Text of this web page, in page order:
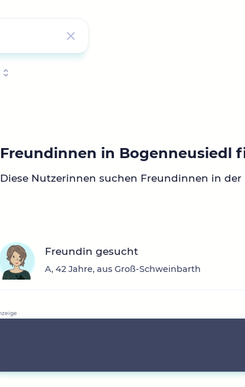
Freundinnen in Bogenneusiedl
Diese Nutzerinnen suchen Freundinnen in der
Freundin gesucht
A, 42 Jahre, aus Groß-Schweinbarth